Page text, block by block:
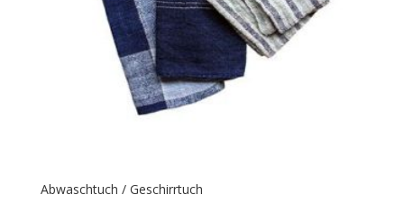
Abwaschtuch / Geschirrtuch